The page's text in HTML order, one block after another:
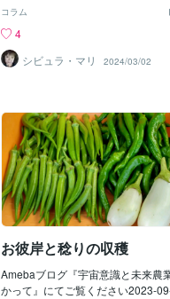
コラム
4
シビュラ・マリ
2024/03/02
お彼岸と稔りの収穫
Amebaブログ『宇宙意識と未来農
かって』にてご覧ください2023-